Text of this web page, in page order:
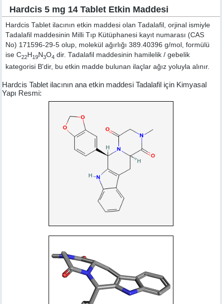
Hardcis 5 mg 14 Tablet Etkin Maddesi
Hardcis Tablet ilacının etkin maddesi olan Tadalafil, orjinal ismiyle
Tadalafil maddesinin Milli Tıp Kütüphanesi kayıt numarası (CAS
No) 171596-29-5 olup, molekül ağırlığı 389.40396 g/mol, formülü
ise C22H 19N3O4 dir. Tadalafil maddesinin hamilelik / gebelik
kategorisi B'dir, bu etkin madde bulunan ilaçlar ağız yoluyla alınır.
Hardcis Tablet ilacının ana etkin maddesi Tadalafil için Kimyasal
Yapı Resmi: